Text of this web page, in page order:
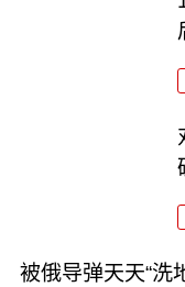
被俄导弹天天“洗